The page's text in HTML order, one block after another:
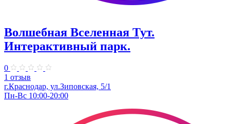
Волшебная Вселенная Тут.
Интерактивный парк.
0
1 отзыв
г.Краснодар, ул.Зиповская, 5/1
Пн-Вс 10:00-20:00